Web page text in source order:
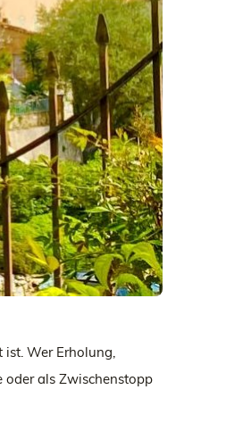
ist. Wer Erholung,
oder als Zwischenstopp